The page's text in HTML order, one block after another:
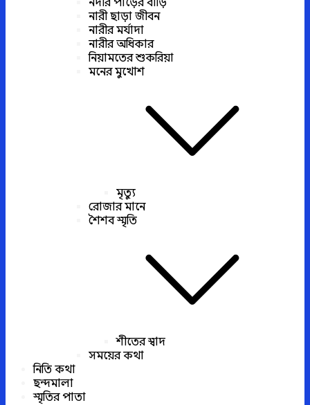
নদীর পাড়ের বাড়ি
নারী ছাড়া জীবন
নারীর মর্যাদা
নারীর অধিকার
নিয়ামতের শুকরিয়া
মনের মুখোশ
মৃত্যু
রোজার মানে
শৈশব স্মৃতি
শীতের স্বাদ
সময়ের কথা
নিতি কথা
ছন্দমালা
স্মৃতির পাতা